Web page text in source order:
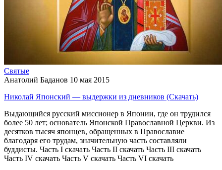
Святые
Анатолий Баданов 10 мая 2015
Николай Японский — выдержки из дневников (Скачать)
Выдающийся русский миссионер в Японии, где он трудился
более 50 лет; основатель Японской Православной Церкви. Из
десятков тысяч японцев, обращенных в Православие
благодаря его трудам, значительную часть составляли
буддисты. Часть I скачать Часть II скачать Часть III скачать
Часть IV скачать Часть V скачать Часть VI скачать